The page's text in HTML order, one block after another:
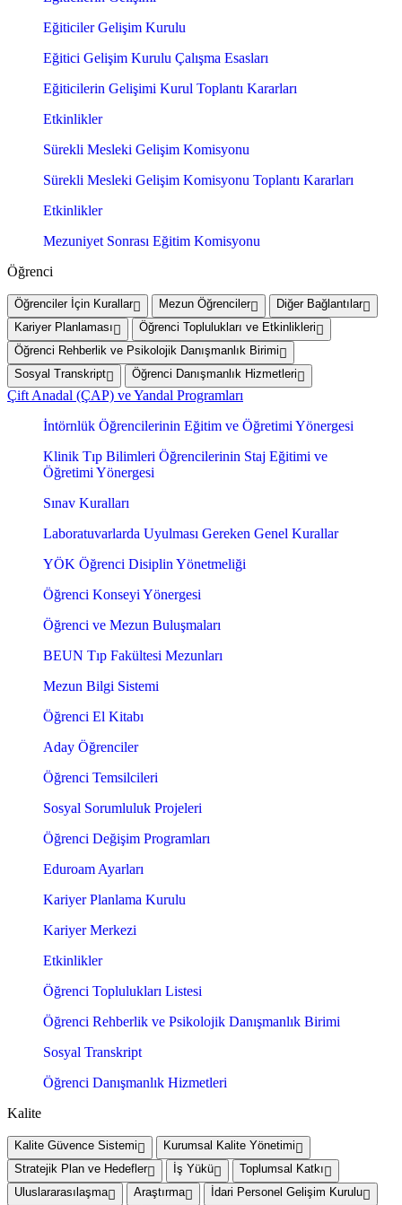
Eğiticiler Gelişim Kurulu
Eğitici Gelişim Kurulu Çalışma Esasları
Eğiticilerin Gelişimi Kurul Toplantı Kararları
Etkinlikler
Sürekli Mesleki Gelişim Komisyonu
Sürekli Mesleki Gelişim Komisyonu Toplantı Kararları
Etkinlikler
Mezuniyet Sonrası Eğitim Komisyonu
Öğrenci
Öğrenciler İçin Kurallar Mezun Öğrenciler
Diğer Bağlantılar
Kariyer Planlaması
Öğrenci Toplulukları ve Etkinlikleri
Öğrenci Rehberlik ve Psikolojik Danışmanlık Birimi
Sosyal Transkript
Öğrenci Danışmanlık Hizmetleri
Çift Anadal (ÇAP) ve Yandal Programları
İntörnlük Öğrencilerinin Eğitim ve Öğretimi Yönergesi
Klinik Tıp Bilimleri Öğrencilerinin Staj Eğitimi ve
Öğretimi Yönergesi
Sınav Kuralları
Laboratuvarlarda Uyulması Gereken Genel Kurallar
YÖK Öğrenci Disiplin Yönetmeliği
Öğrenci Konseyi Yönergesi
Öğrenci ve Mezun Buluşmaları
BEUN Tıp Fakültesi Mezunları
Mezun Bilgi Sistemi
Öğrenci El Kitabı
Aday Öğrenciler
Öğrenci Temsilcileri
Sosyal Sorumluluk Projeleri
Öğrenci Değişim Programları
Eduroam Ayarları
Kariyer Planlama Kurulu
Kariyer Merkezi
Etkinlikler
Öğrenci Toplulukları Listesi
Öğrenci Rehberlik ve Psikolojik Danışmanlık Birimi
Sosyal Transkript
Öğrenci Danışmanlık Hizmetleri
Kalite
Kalite Güvence Sistemi
Kurumsal Kalite Yönetimi
Stratejik Plan ve Hedefler
İş Yükü
Toplumsal Katkı
Uluslararasılaşma
Araştırma İdari Personel Gelişim Kurulu